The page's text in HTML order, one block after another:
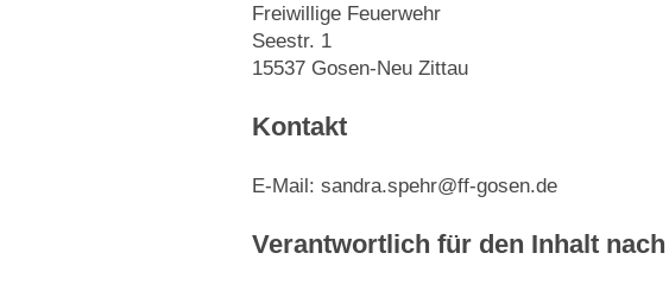
Freiwillige Feuerwehr
Seestr. 1
15537 Gosen-Neu Zittau
Kontakt
E-Mail: sandra.spehr@ff-gosen.de
Verantwortlich für den Inhalt nach